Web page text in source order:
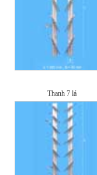
Thanh 7 lá